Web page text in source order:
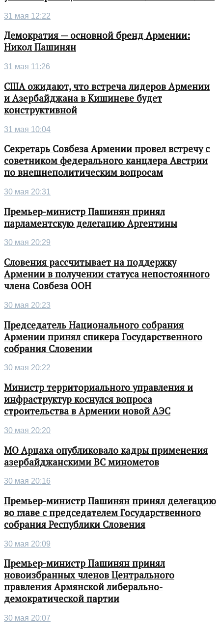
31 мая 12:22
Демократия — основной бренд Армении:
Никол Пашинян
31 мая 11:26
США ожидают, что встреча лидеров Армении
и Азербайджана в Кишиневе будет
конструктивной
31 мая 10:04
Секретарь Совбеза Армении провел встречу с
советником федерального канцлера Австрии
по внешнеполитическим вопросам
30 мая 20:31
Премьер-министр Пашинян принял
парламентскую делегацию Аргентины
30 мая 20:29
Словения рассчитывает на поддержку
Армении в получении статуса непостоянного
члена Совбеза ООН
30 мая 20:23
Председатель Национального собрания
Армении принял спикера Государственного
собрания Словении
30 мая 20:22
Министр территориального управления и
инфраструктур коснулся вопроса
строительства в Армении новой АЭС
30 мая 20:20
МО Арцаха опубликовало кадры применения
азербайджанскими ВС минометов
30 мая 20:16
Премьер-министр Пашинян принял делегацию
во главе с председателем Государственного
собрания Республики Словения
30 мая 20:09
Премьер-министр Пашинян принял
новоизбранных членов Центрального
правления Армянской либерально-
демократической партии
30 мая 20:07